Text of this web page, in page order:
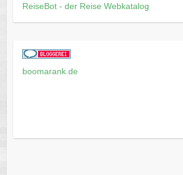
ReiseBot - der Reise Webkatalog
boomarank.de